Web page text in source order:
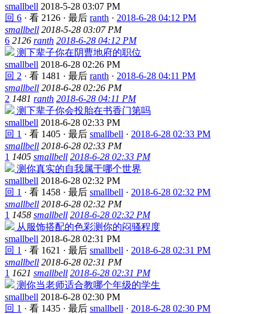
smallbell 2018-5-28 03:07 PM
回 6 · 看 2126 · 最后 ranth · 2018-6-28 04:12 PM
smallbell 2018-5-28 03:07 PM
6 2126 ranth 2018-6-28 04:12 PM
测下辈子你在阴曹地府的职位
smallbell 2018-6-28 02:26 PM
回 2 · 看 1481 · 最后 ranth · 2018-6-28 04:11 PM
smallbell 2018-6-28 02:26 PM
2 1481 ranth 2018-6-28 04:11 PM
测下辈子你会投胎在书香门第吗
smallbell 2018-6-28 02:33 PM
回 1 · 看 1405 · 最后 smallbell · 2018-6-28 02:33 PM
smallbell 2018-6-28 02:33 PM
1 1405 smallbell 2018-6-28 02:33 PM
测你真实的自我属于哪个世界
smallbell 2018-6-28 02:32 PM
回 1 · 看 1458 · 最后 smallbell · 2018-6-28 02:32 PM
smallbell 2018-6-28 02:32 PM
1 1458 smallbell 2018-6-28 02:32 PM
从服饰搭配的色彩测你的闷骚程度
smallbell 2018-6-28 02:31 PM
回 1 · 看 1621 · 最后 smallbell · 2018-6-28 02:31 PM
smallbell 2018-6-28 02:31 PM
1 1621 smallbell 2018-6-28 02:31 PM
测你当老师适合教哪个年级的学生
smallbell 2018-6-28 02:30 PM
回 1 · 看 1435 · 最后 smallbell · 2018-6-28 02:30 PM